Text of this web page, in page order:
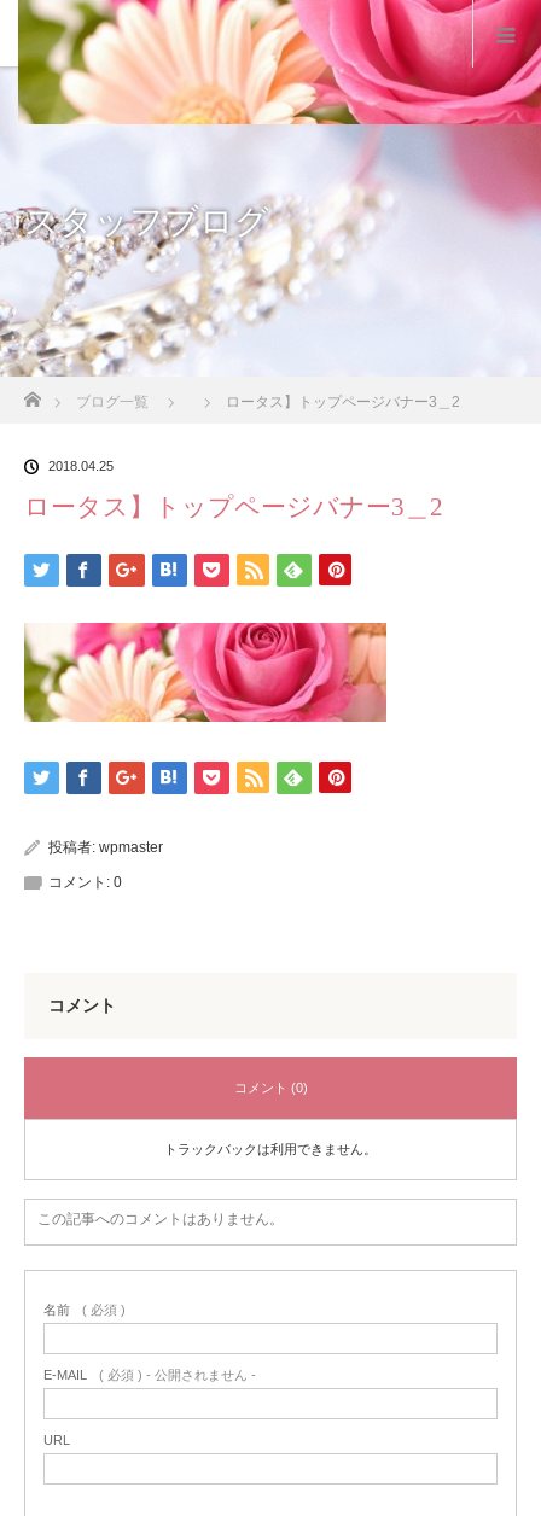
スタッフブログ
ブログ一覧 ロータス】トップページバナー3＿2
2018.04.25
ロータス】トップページバナー3＿2
投稿者: wpmaster
コメント: 0
コメント
コメント (0)
トラックバックは利用できません。
この記事へのコメントはありません。
名前 ( 必須 )
E-MAIL ( 必須 ) - 公開されません -
URL